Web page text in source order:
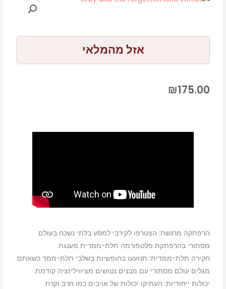
אזל מהמלאי
₪175.00
הרפתקה מרגשת: הצטרפו לקירבי למסע בלתי נשכח בעולם
מסתורי בהרפתקת פלטפורמה תלת-ממדית מענגת.
חקירה תלת-ממדית: תנועעו בחופשיות בשלבי תלת-ממד כשאתם
מגלים עולם מסתורי עם מבנים נטושים מציוויליזציה קודמת.
יכולות ייחודיות: העתיקו יכולות של אויבים כמו חרב וקרח